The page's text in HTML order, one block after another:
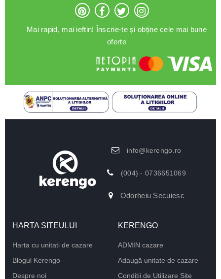
Mai rapid, mai ieftin! Înscrie-te și obține cele mai bune
oferte
info@kerengo.ro
(004) - 0736651069
Odorheiu Secuiesc
HARTA SITEULUI
Harta cu unitati de cazare
Blogul Kerengo
Despre noi
KERENGO
ADMIN cazare
Adaugă unitate de cazare
Conditii de Utilizare Site